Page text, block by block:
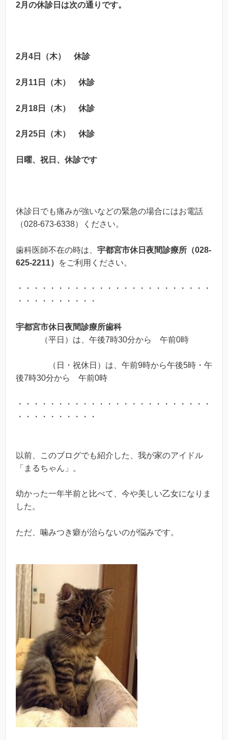
2月の休診日は次の通りです。
2月4 日（木） 休診
2月 11 日（木） 休診
2月 18 日（木） 休診
2月 25 日（木） 休診
日曜、祝日、休診です
休診日でも痛みが強いなどの緊急の場合にはお電話
（028-673-6338）ください。
歯科医師不在の時は、 宇都宮市休日夜間診療所（028-
625-2211） をご利用ください。
・・・・・・・・・・・・・・・・・・・・・・・・
・・・・・・・・・・
宇都宮市休日夜間診療所歯科
（平日）は、午後7時30分から 午前0時
（日・祝休日）は、午前9時から午後5時・午
後7時30分から 午前0時
・・・・・・・・・・・・・・・・・・・・・・・・
・・・・・・・・・・
以前、このブログでも紹介した、我が家のアイドル
「まるちゃん」。
幼かった一年半前と比べて、今や美しい乙女になりま
した。
ただ、噛みつき癖が治らないのが悩みです。